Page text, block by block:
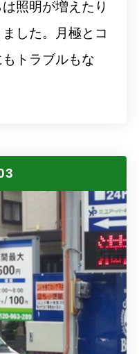
照明が増えたり
した。月極とコ
トラブルもな